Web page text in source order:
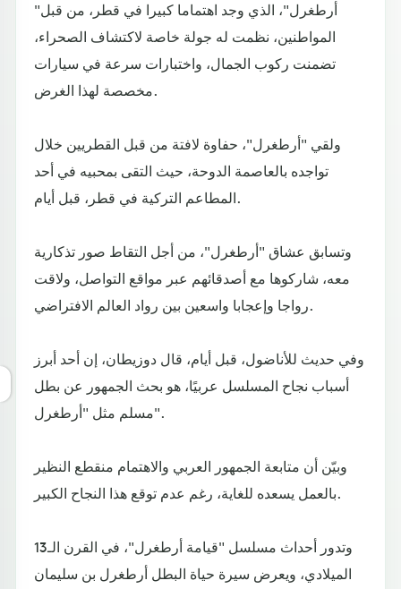
"أرطغرل"، الذي وجد اهتماما كبيرا في قطر، من قبل
المواطنين، نظمت له جولة خاصة لاكتشاف الصحراء،
تضمنت ركوب الجمال، واختبارات سرعة في سيارات
مخصصة لهذا الغرض.
ولقي "أرطغرل"، حفاوة لافتة من قبل القطريين خلال
تواجده بالعاصمة الدوحة، حيث التقى بمحبيه في أحد
المطاعم التركية في قطر، قبل أيام.
وتسابق عشاق "أرطغرل"، من أجل التقاط صور تذكارية
معه، شاركوها مع أصدقائهم عبر مواقع التواصل، ولاقت
رواجا وإعجابا واسعين بين رواد العالم الافتراضي.
وفي حديث للأناضول، قبل أيام، قال دوزيطان، إن أحد أبرز
أسباب نجاح المسلسل عربيًا، هو بحث الجمهور عن بطل
مسلم مثل "أرطغرل".
وبيّن أن متابعة الجمهور العربي والاهتمام منقطع النظير
بالعمل يسعده للغاية، رغم عدم توقع هذا النجاح الكبير.
وتدور أحداث مسلسل "قيامة أرطغرل"، في القرن الـ13
الميلادي، ويعرض سيرة حياة البطل أرطغرل بن سليمان